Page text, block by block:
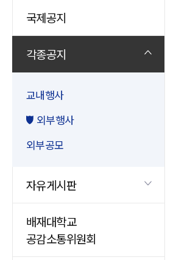
국제공지
각종공지
교내행사
외부행사
외부공모
자유게시판
배재대학교
공감소통위원회